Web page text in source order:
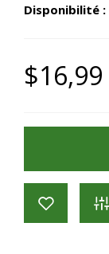
Disponibilité :
$16,99